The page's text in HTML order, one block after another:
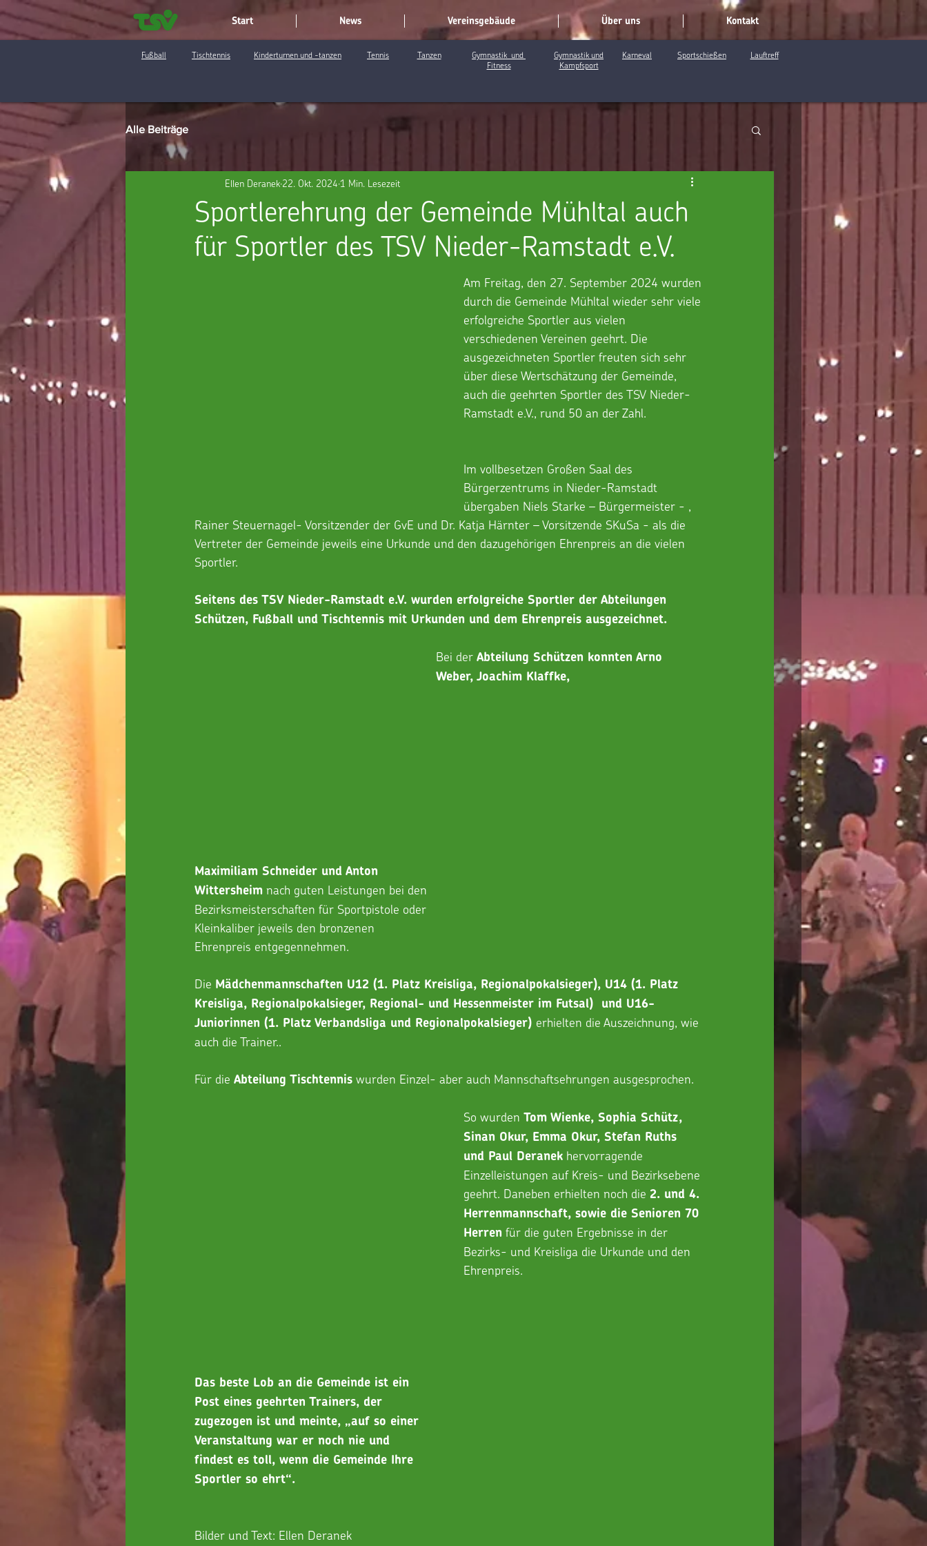
Start News Vereinsgebäude Über uns Kontakt
Fußball Tischtennis Kinderturnen und -tanzen Tennis Tanzen
Gymnastik und
Fitness
Gymnastik und
Kampfsport
Karneval Sportschießen Lauftreff
Alle Beiträge
Sportlerehrung der Gemeinde Mühltal auch
für Sportler des TSV Nieder-Ramstadt e.V.
Ellen Deranek 22. Okt. 2024 1 Min. Lesezeit
Am Freitag, den 27. September 2024 wurden
durch die Gemeinde Mühltal wieder sehr viele
erfolgreiche Sportler aus vielen
verschiedenen Vereinen geehrt. Die
ausgezeichneten Sportler freuten sich sehr
über diese Wertschätzung der Gemeinde,
auch die geehrten Sportler des TSV Nieder-
Ramstadt e.V., rund 50 an der Zahl.
Im vollbesetzen Großen Saal des
Bürgerzentrums in Nieder-Ramstadt
übergaben Niels Starke – Bürgermeister - ,
Rainer Steuernagel- Vorsitzender der GvE und Dr. Katja Härnter – Vorsitzende SKuSa - als die
Vertreter der Gemeinde jeweils eine Urkunde und den dazugehörigen Ehrenpreis an die vielen
Sportler.
Seitens des TSV Nieder-Ramstadt e.V. wurden erfolgreiche Sportler der Abteilungen
Schützen, Fußball und Tischtennis mit Urkunden und dem Ehrenpreis ausgezeichnet.
Bei der Abteilung Schützen konnten Arno
Weber, Joachim Klaffke,
Maximiliam Schneider und Anton
Wittersheim nach guten Leistungen bei den
Bezirksmeisterschaften für Sportpistole oder
Kleinkaliber jeweils den bronzenen
Ehrenpreis entgegennehmen.
Die Mädchenmannschaften U12 (1. Platz Kreisliga, Regionalpokalsieger), U14 (1. Platz
Kreisliga, Regionalpokalsieger, Regional- und Hessenmeister im Futsal)  und U16-
Juniorinnen (1. Platz Verbandsliga und Regionalpokalsieger) erhielten die Auszeichnung, wie
auch die Trainer..
Für die Abteilung Tischtennis wurden Einzel- aber auch Mannschaftsehrungen ausgesprochen.
So wurden Tom Wienke, Sophia Schütz,
Sinan Okur, Emma Okur, Stefan Ruths
und Paul Deranek hervorragende
Einzelleistungen auf Kreis- und Bezirksebene
geehrt. Daneben erhielten noch die 2. und 4.
Herrenmannschaft, sowie die Senioren 70
Herren für die guten Ergebnisse in der
Bezirks- und Kreisliga die Urkunde und den
Ehrenpreis.
Das beste Lob an die Gemeinde ist ein
Post eines geehrten Trainers, der
zugezogen ist und meinte, „auf so einer
Veranstaltung war er noch nie und
findest es toll, wenn die Gemeinde Ihre
Sportler so ehrt“.
Bilder und Text: Ellen Deranek